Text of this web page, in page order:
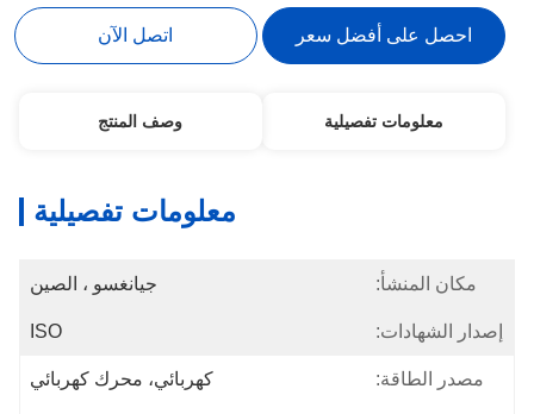
احصل على أفضل سعر اتصل الآن
معلومات تفصيلية وصف المنتج
معلومات تفصيلية
مكان المنشأ: جيانغسو ، الصين
إصدار الشهادات: ISO
مصدر الطاقة: كهربائي، محرك كهربائي